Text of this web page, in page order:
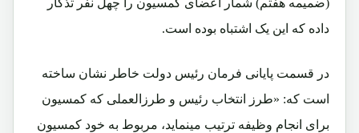
(ضمیمه هفتم) شمار اعضای کمسیون را چهل نفر تذکار
داده که این یک اشتباه بوده است.
در قسمت پایانی فرمان رئیس دولت خاطر نشان ساخته
است که: «طرز انتخاب رئیس و طرزالعملی که کمسیون
برای انجام وظیفه ترتیب مینماید، مربوط به خود کمسیون